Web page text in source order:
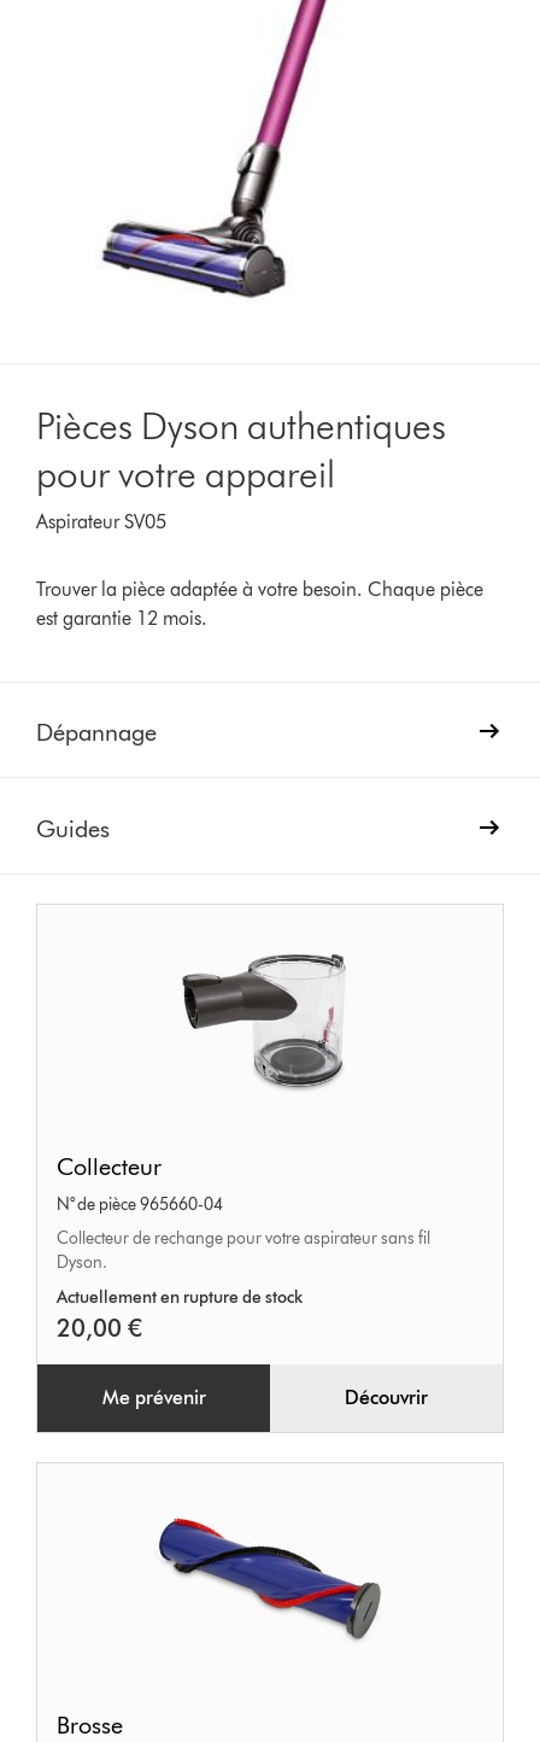
Pièces Dyson authentiques
pour votre appareil
Aspirateur SV05
Trouver la pièce adaptée à votre besoin. Chaque pièce
est garantie 12 mois.
Dépannage
Guides
Collecteur
N° de pièce 965660-04
Collecteur de rechange pour votre aspirateur sans fil
Dyson.
Actuellement en rupture de stock
20,00 €
Me prévenir Découvrir
Brosse